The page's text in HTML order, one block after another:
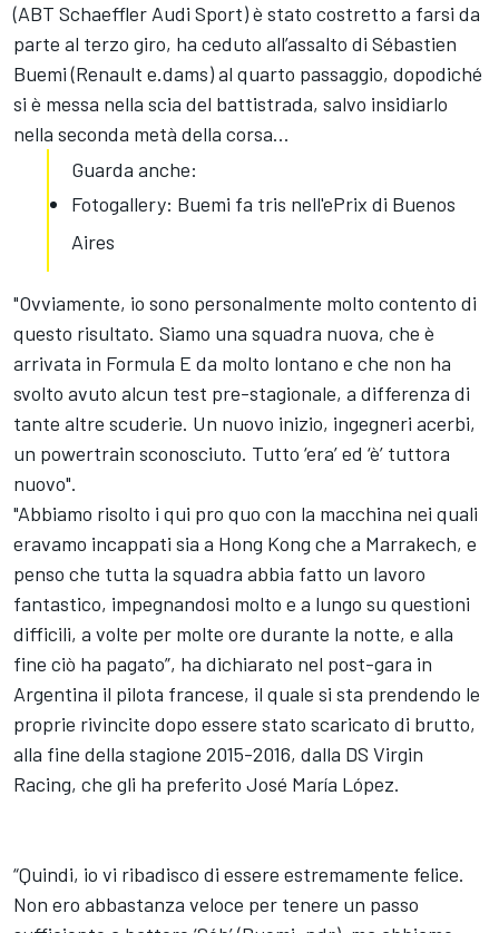
(ABT Schaeffler Audi Sport) è stato costretto a farsi da
parte al terzo giro, ha ceduto all’assalto di Sébastien
Buemi (Renault e.dams) al quarto passaggio, dopodiché
si è messa nella scia del battistrada, salvo insidiarlo
nella seconda metà della corsa...
Guarda anche:
Fotogallery: Buemi fa tris nell'ePrix di Buenos
Aires
"Ovviamente, io sono personalmente molto contento di
questo risultato. Siamo una squadra nuova, che è
arrivata in Formula E da molto lontano e che non ha
svolto avuto alcun test pre-stagionale, a differenza di
tante altre scuderie. Un nuovo inizio, ingegneri acerbi,
un powertrain sconosciuto. Tutto ‘era’ ed ‘è’ tuttora
nuovo".
"Abbiamo risolto i qui pro quo con la macchina nei quali
eravamo incappati sia a Hong Kong che a Marrakech, e
penso che tutta la squadra abbia fatto un lavoro
fantastico, impegnandosi molto e a lungo su questioni
difficili, a volte per molte ore durante la notte, e alla
fine ciò ha pagato”, ha dichiarato nel post-gara in
Argentina il pilota francese, il quale si sta prendendo le
proprie rivincite dopo essere stato scaricato di brutto,
alla fine della stagione 2015-2016, dalla DS Virgin
Racing, che gli ha preferito José María López.
“Quindi, io vi ribadisco di essere estremamente felice.
Non ero abbastanza veloce per tenere un passo